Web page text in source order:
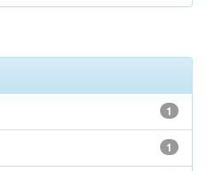
1
1